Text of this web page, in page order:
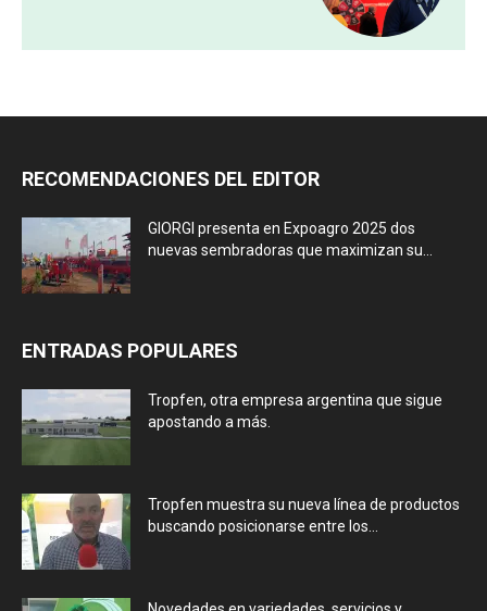
RECOMENDACIONES DEL EDITOR
GIORGI presenta en Expoagro 2025 dos
nuevas sembradoras que maximizan su...
ENTRADAS POPULARES
Tropfen, otra empresa argentina que sigue
apostando a más.
Tropfen muestra su nueva línea de productos
buscando posicionarse entre los...